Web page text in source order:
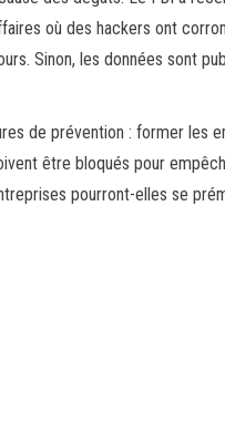
où des hackers ont
Sinon, les données
de prévention : former les
être bloqués pour
pourront-elles se